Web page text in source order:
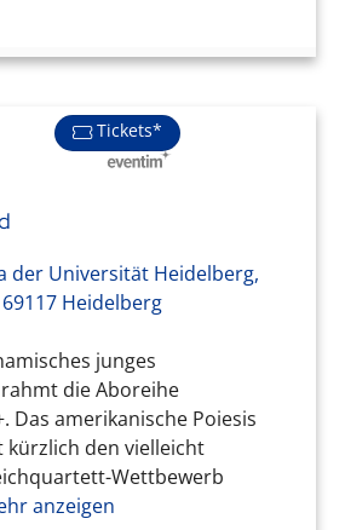
Tickets*
der Universität Heidelberg,
Heidelberg
junges
die Aboreihe
Das amerikanische Poiesis
den vielleicht
Wettbewerb
anzeigen